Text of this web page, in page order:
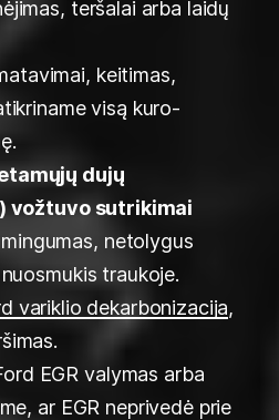
teršalai arba laidų
keitimas,
visą kuro-
dujų
vožtuvo sutrikimai
netolygus
traukoje.
variklio dekarbonizacija,
EGR valymas arba
ar EGR neprivedė prie